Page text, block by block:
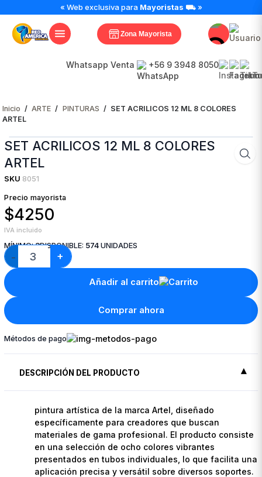
« Web exclusiva para Mayoristas ⛟ »
Zona Mayorista
Whatsapp Venta +56 9 3948 8050
Inicio / ARTE / PINTURAS / SET ACRILICOS 12 ML 8 COLORES
ARTEL
SET ACRILICOS 12 ML 8 COLORES
ARTEL
SKU 8051
Precio mayorista
$4250
IVA incluido
MÍNIMO:3DISPONIBLE: 574 UNIDADES
−
ACRILICOS
12
ML
+
Añadir al carrito
Comprar ahora
Métodos de pago
DESCRIPCIÓN DEL PRODUCTO
pintura artística de la marca Artel, diseñado
específicamente para creadores que buscan
materiales de gama profesional. El producto consiste
en una selección de ocho colores vibrantes
presentados en tubos individuales, lo que facilita una
aplicación precisa y versátil sobre diversos soportes.